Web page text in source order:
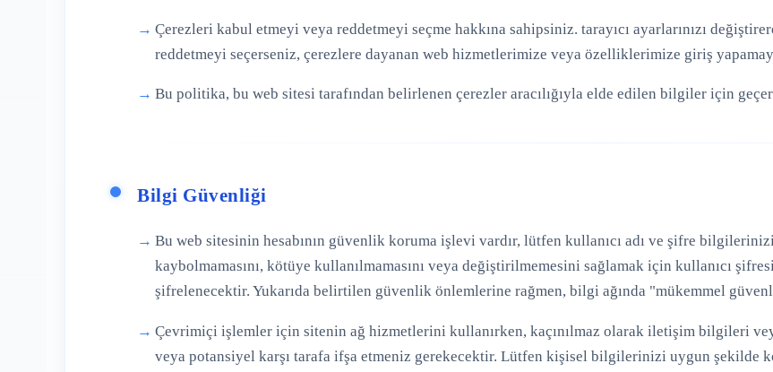
Çerezleri kabul etmeyi veya reddetmeyi seçme hakkına sahipsiniz. tarayıcı ayarlarınızı
reddetmeyi seçerseniz, çerezlere dayanan web hizmetlerimize veya özelliklerimize giriş
Bu politika, bu web sitesi tarafından belirlenen çerezler aracılığıyla elde edilen bilgiler için
Bilgi Güvenliği
Bu web sitesinin hesabının güvenlik koruma işlevi vardır, lütfen kullanıcı adı ve şifre
kaybolmamasını, kötüye kullanılmamasını veya değiştirilmemesini sağlamak için kullanıcı
şifrelenecektir. Yukarıda belirtilen güvenlik önlemlerine rağmen, bilgi ağında "mükemmel
Çevrimiçi işlemler için sitenin ağ hizmetlerini kullanırken, kaçınılmaz olarak iletişim bilgileri
veya potansiyel karşı tarafa ifşa etmeniz gerekecektir. Lütfen kişisel bilgilerinizi uygun şekilde